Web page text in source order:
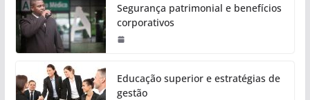
Segurança patrimonial e benefícios
corporativos
Educação superior e estratégias de
gestão